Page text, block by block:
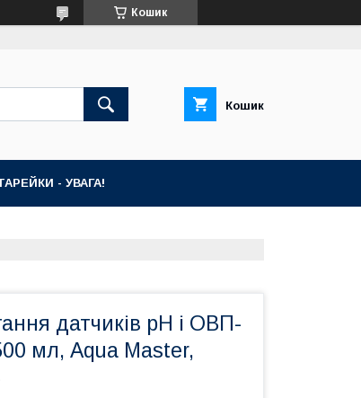
Кошик
Кошик
- УВАГА!
датчиків pH і ОВП-
мл, Aqua Master,